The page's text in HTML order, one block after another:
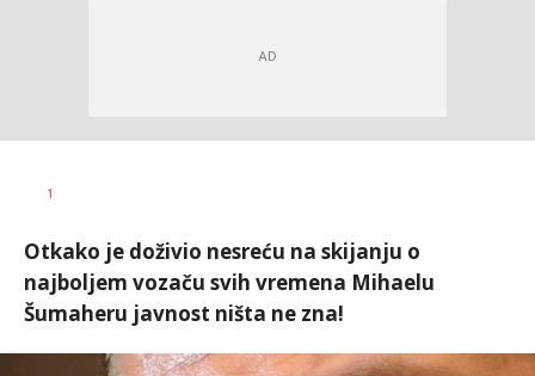
AUTOR
1
Otkako je doživio nesreću na skijanju o
najboljem vozaču svih vremena Mihaelu
Šumaheru javnost ništa ne zna!